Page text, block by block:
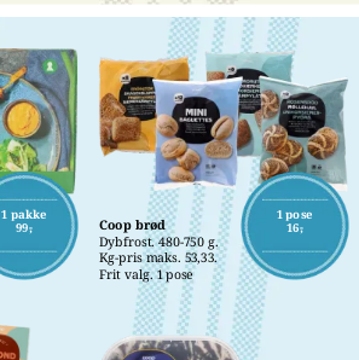
1 pakke
99,-
1 pose
16,-
Coop brød
Dybfrost. 480-750 g.
Kg-pris maks. 53,33.
Frit valg. 1 pose